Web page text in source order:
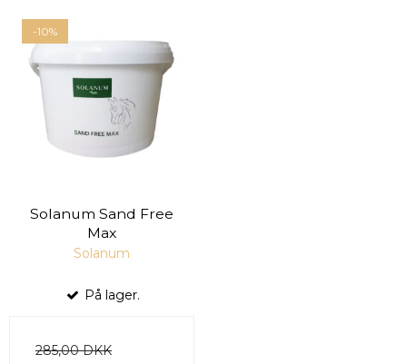
-10%
Solanum Sand Free
Max
Solanum
På lager.
285,00 DKK